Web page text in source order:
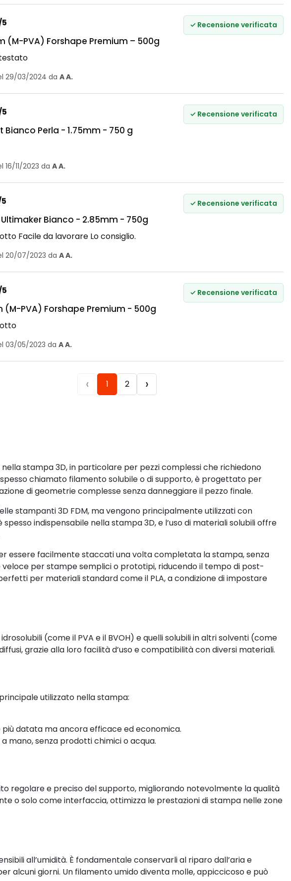
(M-PVA) Forshape Premium – 500g
✓ Recensione verificata
29/03/2024 da A A.
Bianco Perla - 1.75mm - 750 g
✓ Recensione verificata
16/11/2023 da A A.
Bianco - 2.85mm - 750g
✓ Recensione verificata
Facile da lavorare Lo consiglio.
20/07/2023 da A A.
(M-PVA) Forshape Premium - 500g
✓ Recensione verificata
03/05/2023 da A A.
‹ 1 2 ›
stampa 3D, in particolare per pezzi complessi che richiedono
chiamato filamento solubile o di supporto, è progettato per
di geometrie complesse senza danneggiare il pezzo finale.
stampanti 3D FDM, ma vengono principalmente utilizzati con
indispensabile nella stampa 3D, e l’uso di materiali solubili offre
essere facilmente staccati una volta completata la stampa, senza
per stampe semplici o prototipi, riducendo il tempo di post-
per materiali standard come il PLA, a condizione di impostare
idrosolubili (come il PVA e il BVOH) e quelli solubili in altri solventi (come
grazie alla loro facilità d’uso e compatibilità con diversi materiali.
utilizzato nella stampa:
più datata ma ancora efficace ed economica.
mano, senza prodotti chimici o acqua.
regolare e preciso del supporto, migliorando notevolmente la qualità
o solo come interfaccia, ottimizza le prestazioni di stampa nelle zone
all’umidità. È fondamentale conservarli al riparo dall’aria e
alcuni giorni. Un filamento umido diventa molle, appiccicoso e può